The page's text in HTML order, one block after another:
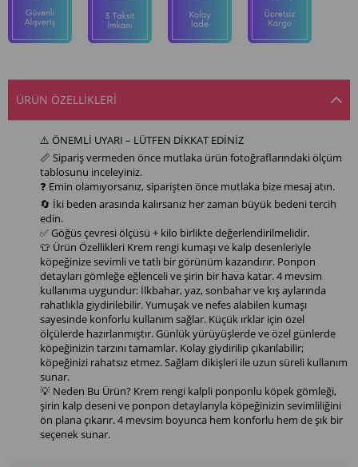
ÜRÜN ÖZELLIKLERI
⚠️ ÖNEMLİ UYARI – LÜTFEN DİKKAT EDİNİZ
📏 Sipariş vermeden önce mutlaka ürün fotoğraflarındaki ölçüm
tablosunu inceleyiniz.
❓ Emin olamıyorsanız, siparişten önce mutlaka bize mesaj atın.
🔄 İki beden arasında kalırsanız her zaman büyük bedeni tercih
edin.
✅ Göğüs çevresi ölçüsü + kilo birlikte değerlendirilmelidir.
👕 Ürün Özellikleri Krem rengi kumaşı ve kalp desenleriyle
köpeğinize sevimli ve tatlı bir görünüm kazandırır. Ponpon
detayları gömleğe eğlenceli ve şirin bir hava katar. 4 mevsim
kullanıma uygundur: İlkbahar, yaz, sonbahar ve kış aylarında
rahatlıkla giydirilebilir. Yumuşak ve nefes alabilen kumaşı
sayesinde konforlu kullanım sağlar. Küçük ırklar için özel
ölçülerde hazırlanmıştır. Günlük yürüyüşlerde ve özel günlerde
köpeğinizin tarzını tamamlar. Kolay giydirilip çıkarılabilir;
köpeğinizi rahatsız etmez. Sağlam dikişleri ile uzun süreli kullanım
sunar.
💡 Neden Bu Ürün? Krem rengi kalpli ponponlu köpek gömleği,
şirin kalp deseni ve ponpon detaylarıyla köpeğinizin sevimliliğini
ön plana çıkarır. 4 mevsim boyunca hem konforlu hem de şık bir
seçenek sunar.